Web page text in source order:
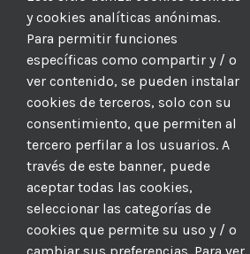
© 2012–2025 |CICIC| Hosting:
MBAGIO.COM
| Todos los
y cookies analíticas anónimas.
Para permitir funciones
específicas como compartir y / o
ver contenido, se pueden instalar
cookies de terceros, solo con su
consentimiento, que permiten al
tercero perfilar a los usuarios. A
través de este banner, puede
aceptar todas las cookies,
seleccionar las categorías de
cookies que permite su uso y / o